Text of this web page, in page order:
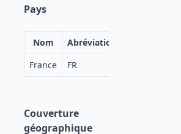
Pays
Nom
Abréviation
France
FR
Couverture
géographique